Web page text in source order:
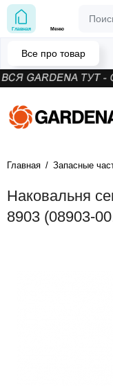
Главная Меню
Главная Запасные
Наковальня
8903 (08903-
Все про товар